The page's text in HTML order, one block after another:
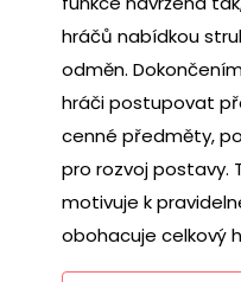
hráčů nabídkou
odměn.
hráči postupovat
cenné předměty,
pro rozvoj postavy.
motivuje k
obohacuje celkový